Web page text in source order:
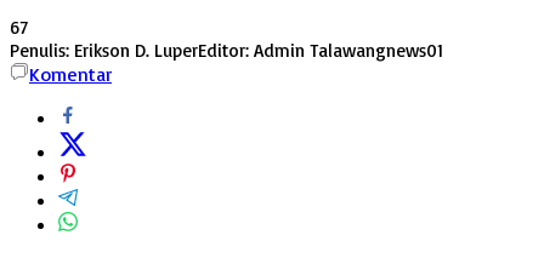
67
Penulis: Erikson D. LuperEditor: Admin Talawangnews01
Komentar